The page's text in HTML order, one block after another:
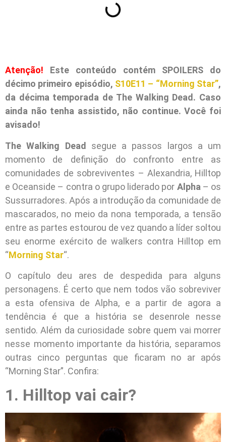
Atenção! Este conteúdo contém SPOILERS do
décimo primeiro episódio, S10E11 – “Morning Star”,
da décima temporada de The Walking Dead. Caso
ainda não tenha assistido, não continue. Você foi
avisado!
The Walking Dead segue a passos largos a um
momento de definição do confronto entre as
comunidades de sobreviventes – Alexandria, Hilltop
e Oceanside – contra o grupo liderado por Alpha – os
Sussurradores. Após a introdução da comunidade de
mascarados, no meio da nona temporada, a tensão
entre as partes estourou de vez quando a líder soltou
seu enorme exército de walkers contra Hilltop em
“Morning Star“.
O capítulo deu ares de despedida para alguns
personagens. É certo que nem todos vão sobreviver
a esta ofensiva de Alpha, e a partir de agora a
tendência é que a história se desenrole nesse
sentido. Além da curiosidade sobre quem vai morrer
nesse momento importante da história, separamos
outras cinco perguntas que ficaram no ar após
“Morning Star”. Confira:
1. Hilltop vai cair?